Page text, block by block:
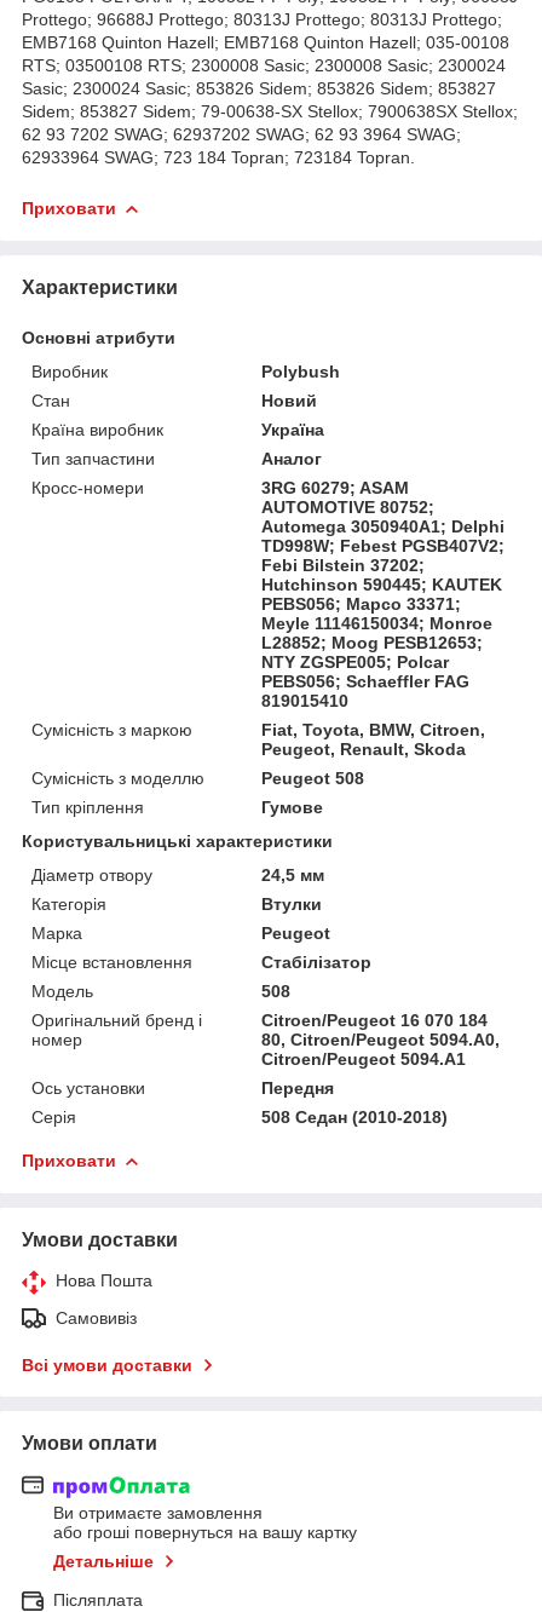
Prottego; 96688J Prottego; 80313J Prottego; 80313J Prottego;
EMB7168 Quinton Hazell; EMB7168 Quinton Hazell; 035-00108
RTS; 03500108 RTS; 2300008 Sasic; 2300008 Sasic; 2300024
Sasic; 2300024 Sasic; 853826 Sidem; 853826 Sidem; 853827
Sidem; 853827 Sidem; 79-00638-SX Stellox; 7900638SX Stellox;
62 93 7202 SWAG; 62937202 SWAG; 62 93 3964 SWAG;
62933964 SWAG; 723 184 Topran; 723184 Topran.
Приховати
Характеристики
Основні атрибути
Виробник
Polybush
Стан
Новий
Країна виробник
Україна
Тип запчастини
Аналог
Кросс-номери
3RG 60279; ASAM
AUTOMOTIVE 80752;
Automega 3050940A1; Delphi
TD998W; Febest PGSB407V2;
Febi Bilstein 37202;
Hutchinson 590445; KAUTEK
PEBS056; Mapco 33371;
Meyle 11146150034; Monroe
L28852; Moog PESB12653;
NTY ZGSPE005; Polcar
PEBS056; Schaeffler FAG
819015410
Сумісність з маркою
Fiat, Toyota, BMW, Citroen,
Peugeot, Renault, Skoda
Сумісність з моделлю
Peugeot 508
Тип кріплення
Гумове
Користувальницькі характеристики
Діаметр отвору
24,5 мм
Категорія
Втулки
Марка
Peugeot
Місце встановлення
Стабілізатор
Мoдель
508
Оригінальний бренд і
номер
Citroen/Peugeot 16 070 184
80, Citroen/Peugeot 5094.A0,
Citroen/Peugeot 5094.A1
Ось установки
Передня
Серія
508 Седан (2010-2018)
Приховати
Умови доставки
Нова Пошта
Самовивіз
Всі умови доставки
Умови оплати
Ви отримаєте замовлення
або гроші повернуться на вашу картку
Детальніше
Післяплата